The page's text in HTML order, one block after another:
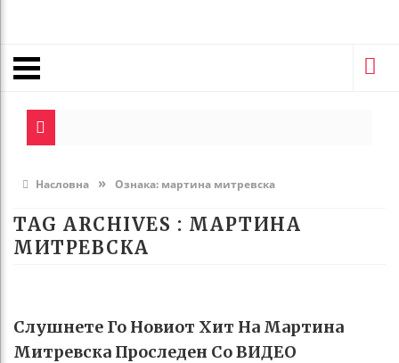
Насловна » Ознака: мартина митревска
TAG ARCHIVES : МАРТИНА
МИТРЕВСКА
Слушнете Го Новиот Хит На Мартина
Митревска Проследен Со ВИДЕО